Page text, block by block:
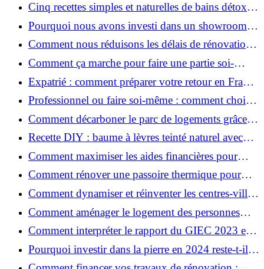
Cinq recettes simples et naturelles de bains détox
maison
Pourquoi nous avons investi dans un showroom-
atelier et ce que cela apporte aux clients
Comment nous réduisons les délais de rénovation à
3 mois au lieu de 6?
Comment ça marche pour faire une partie soi-
même et nous confier le reste ?
Expatrié : comment préparer votre retour en France
et rénover votre bien à distance ?
Professionnel ou faire soi-même : comment choisir
pour votre rénovation ?
Comment décarboner le parc de logements grâce à
la rénovation énergétique ?
Recette DIY : baume à lèvres teinté naturel avec
SPF
Comment maximiser les aides financières pour
votre rénovation ?
Comment rénover une passoire thermique pour
une maison durable ?
Comment dynamiser et réinventer les centres-villes
avec Action Cœur de Ville ?
Comment aménager le logement des personnes
âgées et obtenir des aides financières ?
Comment interpréter le rapport du GIEC 2023 et
en retenir l'essentiel ?
Pourquoi investir dans la pierre en 2024 reste-t-il
un choix sûr ?